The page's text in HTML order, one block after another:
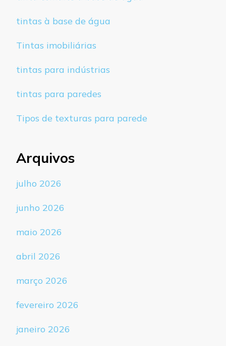
tintas à base de água
Tintas imobiliárias
tintas para indústrias
tintas para paredes
Tipos de texturas para parede
Arquivos
julho 2026
junho 2026
maio 2026
abril 2026
março 2026
fevereiro 2026
janeiro 2026